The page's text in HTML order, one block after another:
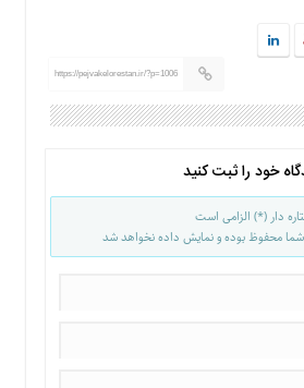
https://pejvakelorestan.ir/?p=1006
خود را ثبت کنید
دار (*) الزامی است
محفوظ بوده و نمایش داده نخواهد شد